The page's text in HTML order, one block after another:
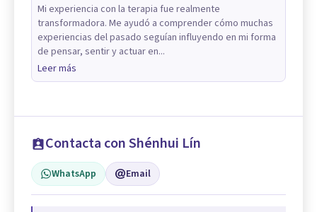
Mi experiencia con la terapia fue realmente
transformadora. Me ayudó a comprender cómo muchas
experiencias del pasado seguían influyendo en mi forma
de pensar, sentir y actuar en...
Leer más
Contacta con Shénhui Lín
WhatsApp Email